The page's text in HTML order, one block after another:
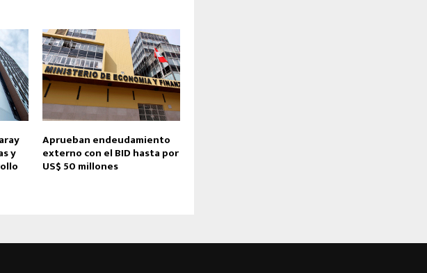
y
Aprueban endeudamiento
externo con el BID hasta por
US$ 50 millones